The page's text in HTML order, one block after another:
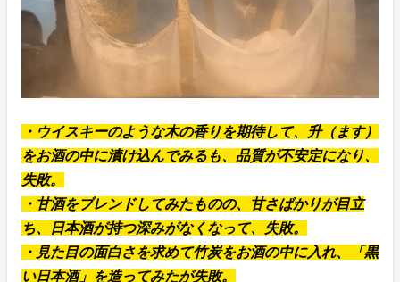
・ウイスキーのような木の香りを期待して、升（ます）
をお酒の中に漬け込んでみるも、品質が不安定になり、
失敗。
・甘酒をブレンドしてみたものの、甘さばかりが目立
ち、日本酒が持つ深みがなくなって、失敗。
・見た目の面白さを求めて竹炭をお酒の中に入れ、「黒
い日本酒」を造ってみたが失敗。